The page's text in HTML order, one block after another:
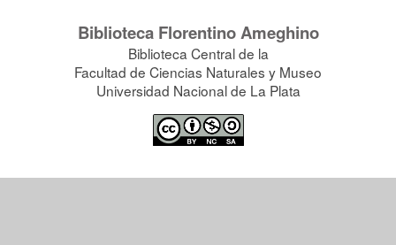
Biblioteca Florentino Ameghino
Biblioteca Central de la
Facultad de Ciencias Naturales y Museo
Universidad Nacional de La Plata